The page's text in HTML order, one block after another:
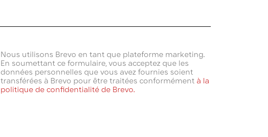
Nous utilisons Brevo en tant que plateforme marketing.
En soumettant ce formulaire, vous acceptez que les
données personnelles que vous avez fournies soient
transférées à Brevo pour être traitées conformément à la
politique de confidentialité de Brevo.